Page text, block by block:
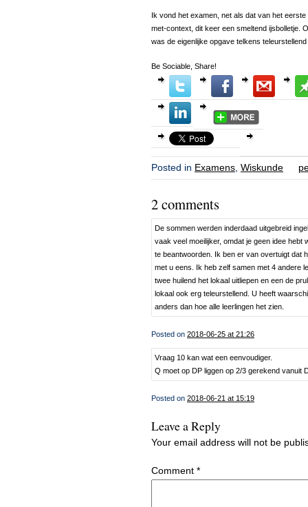
Ik vond het examen, net als dat van het
met-context, dit keer een smeltend ijsbolletje.
was de eigenlijke opgave telkens
Be Sociable, Share!
Posted in Examens Wiskunde
2 comments
De sommen werden inderdaad uitgebreid
vaak veel moeilijker, omdat je geen idee hebt
te beantwoorden. Ik ben er van overtuigt dat
met u eens. Ik heb zelf samen met 4 andere
twee huilend het lokaal uitliepen en een de
lokaal ook erg teleurstellend. U heeft
anders dan hoe alle leerlingen het zien.
Posted on 2018-06-25 at 21:26
Vraag 10 kan wat een eenvoudiger.
Q moet op DP liggen op 2/3 gerekend vanuit
Posted on 2018-06-21 at 15:19
Leave a Reply
Your email address will not be
Comment *